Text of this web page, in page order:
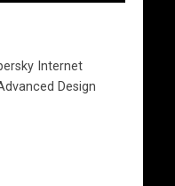
Internet
Design